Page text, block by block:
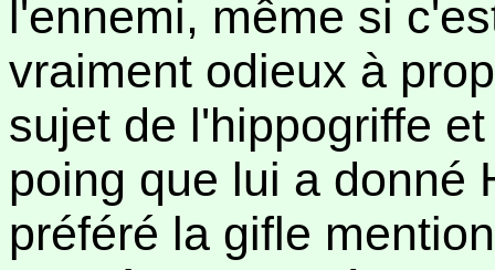
l'ennemi, même si
vraiment odieux à
sujet de l'hippogriffe
poing que lui a donné
préféré la gifle